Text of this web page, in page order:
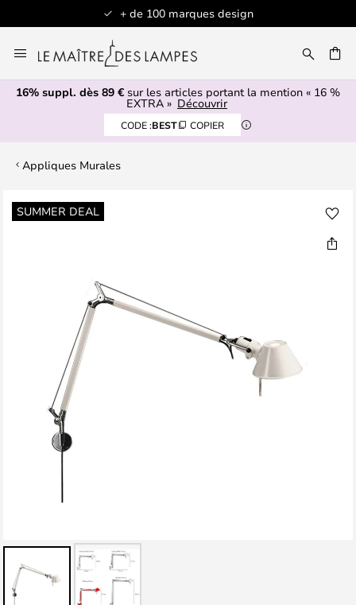
+ de 100 marques design
au
contenu
16% suppl. dès 89 € sur les articles portant la mention « 16 %
EXTRA » Découvrir
CODE :BEST COPIER
Appliques Murales
SUMMER DEAL
Skip
to